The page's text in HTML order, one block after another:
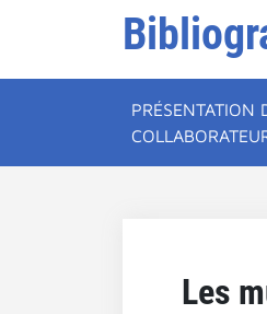
PRÉSENTATION
Les